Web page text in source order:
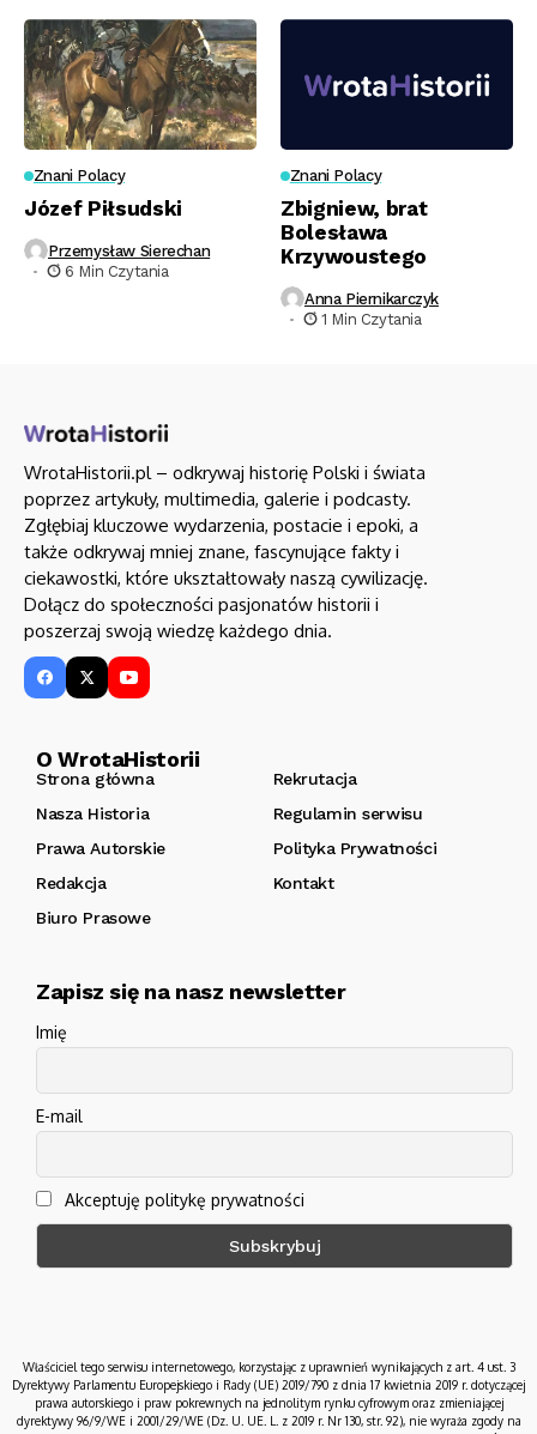
Znani Polacy
Józef Piłsudski
Przemysław Sierechan
6 Min Czytania
Znani Polacy
Zbigniew, brat
Bolesława
Krzywoustego
Anna Piernikarczyk
1 Min Czytania
WrotaHistorii.pl – odkrywaj historię Polski i świata
poprzez artykuły, multimedia, galerie i podcasty.
Zgłębiaj kluczowe wydarzenia, postacie i epoki, a
także odkrywaj mniej znane, fascynujące fakty i
ciekawostki, które ukształtowały naszą cywilizację.
Dołącz do społeczności pasjonatów historii i
poszerzaj swoją wiedzę każdego dnia.
O WrotaHistorii
Strona główna
Rekrutacja
Nasza Historia
Regulamin serwisu
Prawa Autorskie
Polityka Prywatności
Redakcja
Kontakt
Biuro Prasowe
Zapisz się na nasz newsletter
Imię
E-mail
Akceptuję politykę prywatności
Właściciel tego serwisu internetowego, korzystając z uprawnień wynikających z art. 4 ust. 3
Dyrektywy Parlamentu Europejskiego i Rady (UE) 2019/790 z dnia 17 kwietnia 2019 r. dotyczącej
prawa autorskiego i praw pokrewnych na jednolitym rynku cyfrowym oraz zmieniającej
dyrektywy 96/9/WE i 2001/29/WE (Dz. U. UE. L. z 2019 r. Nr 130, str. 92), nie wyraża zgody na